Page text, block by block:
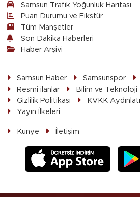
Samsun Trafik Yoğunluk Haritası
Puan Durumu ve Fikstür
Tüm Manşetler
Son Dakika Haberleri
Haber Arşivi
Samsun Haber Samsunspor
Resmi ilanlar
Bilim ve Teknoloji
Gizlilik Politikası
KVKK
Yayın İlkeleri
Künye İletişim